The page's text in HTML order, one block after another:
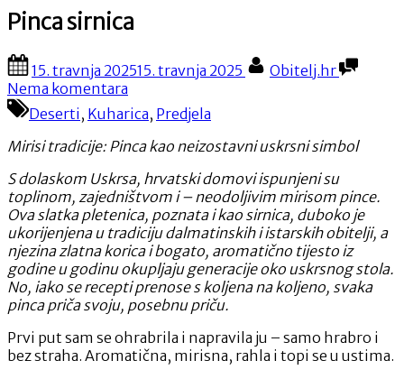
Pinca sirnica
Posted
on
15. travnja 202515. travnja 2025 By
Obitelj.hr
Nema komentara
Pinca
sirnica
Deserti , Kuharica, Predjela
Mirisi tradicije: Pinca kao neizostavni uskrsni simbol
S dolaskom Uskrsa, hrvatski domovi ispunjeni su
toplinom, zajedništvom i – neodoljivim mirisom pince.
Ova slatka pletenica, poznata i kao sirnica, duboko je
ukorijenjena u tradiciju dalmatinskih i istarskih obitelji, a
njezina zlatna korica i bogato, aromatično tijesto iz
godine u godinu okupljaju generacije oko uskrsnog stola.
No, iako se recepti prenose s koljena na koljeno, svaka
pinca priča svoju, posebnu priču.
Prvi put sam se ohrabrila i napravila ju – samo hrabro i
bez straha. Aromatična, mirisna, rahla i topi se u ustima.